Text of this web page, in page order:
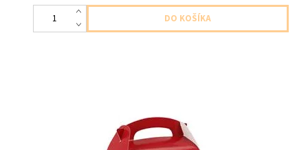
papierova krabicka cervena 1ks v baleni velkost 12x10x15